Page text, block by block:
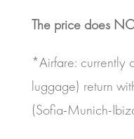
The price does
*Airfare: currently
luggage) return
(Sofia-Munich-